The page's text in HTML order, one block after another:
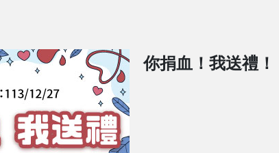
你捐血！我送禮！